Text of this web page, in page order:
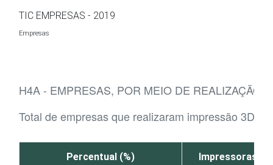
TIC EMPRESAS - 2019
Empresas
H4A - EMPRESAS, POR MEIO DE REALIZAÇÃO
Total de empresas que realizaram impressão 3D
Percentual (%)
Impressoras